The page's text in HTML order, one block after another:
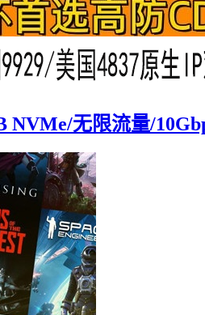
NVMe/无限流量/